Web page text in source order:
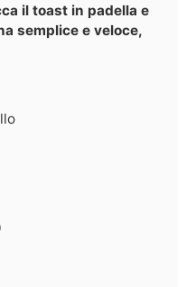
il toast in padella e
semplice e veloce,